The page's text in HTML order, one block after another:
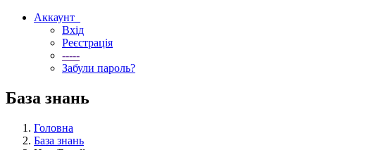
Аккаунт
Вхід
Реєстрація
-----
Забули пароль?
База знань
Головна
База знань